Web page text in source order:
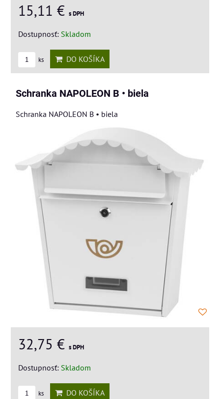
15,11 € s DPH
Dostupnosť: Skladom
ks DO KOŠÍKA
Schranka NAPOLEON B • biela
Schranka NAPOLEON B • biela
32,75 € s DPH
Dostupnosť: Skladom
ks DO KOŠÍKA